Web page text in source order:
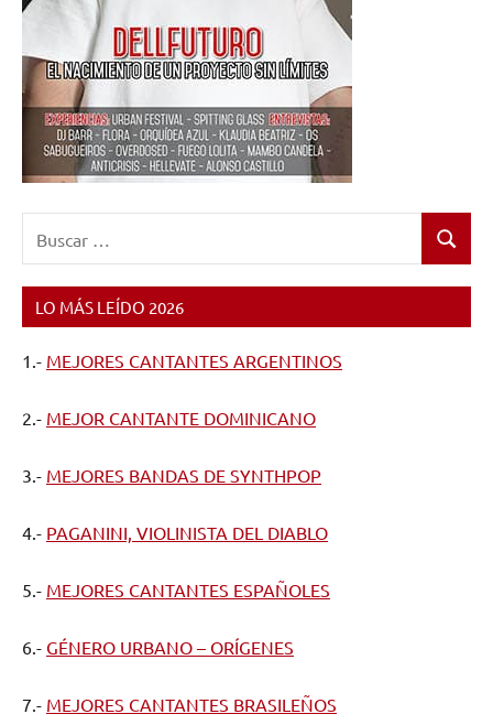
Buscar
LO MÁS LEÍDO 2026
1.- MEJORES CANTANTES ARGENTINOS
2.- MEJOR CANTANTE DOMINICANO
3.- MEJORES BANDAS DE SYNTHPOP
4.- PAGANINI, VIOLINISTA DEL DIABLO
5.- MEJORES CANTANTES ESPAÑOLES
6.- GÉNERO URBANO – ORÍGENES
7.- MEJORES CANTANTES BRASILEÑOS